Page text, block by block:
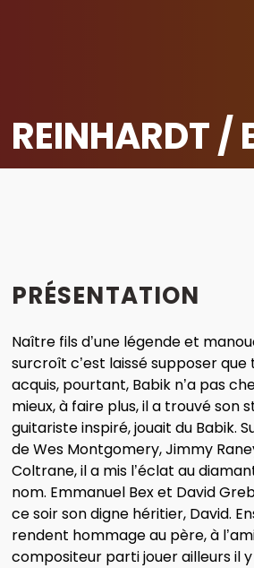
REINHARDT /
PRÉSENTATION
Naître fils d’une légende et
surcroît c’est laissé supposer que
acquis, pourtant, Babik n’a pas
mieux, à faire plus, il a trouvé son
guitariste inspiré, jouait du Babik.
de Wes Montgomery, Jimmy
Coltrane, il a mis l’éclat au
nom. Emmanuel Bex et David
ce soir son digne héritier, David.
rendent hommage au père, à
compositeur parti jouer ailleurs il y